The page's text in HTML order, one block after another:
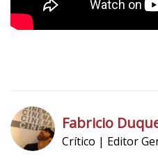
Fabricio
Crítico | Editor